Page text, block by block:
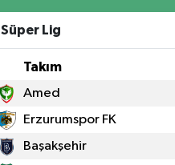
Süper Lig
Takım
Amed
Erzurumspor FK
Başakşehir